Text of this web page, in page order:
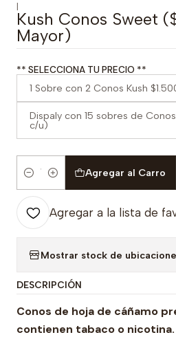
|
Kush Conos Sweet
Mayor)
** SELECCIONA TU PRECIO **
1 Sobre con 2 Conos Kush
Dispaly con 15 sobres de
c/u)
Cantidad
Agregar al Carro
Agregar a la lista de
Mostrar stock de
DESCRIPCIÓN
Conos de hoja de cáñamo
contienen tabaco o nicotina.